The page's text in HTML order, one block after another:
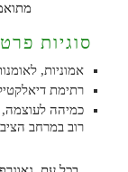
סוגיות
אמוניות,
רתימת
כמיהה
רוב במרחב